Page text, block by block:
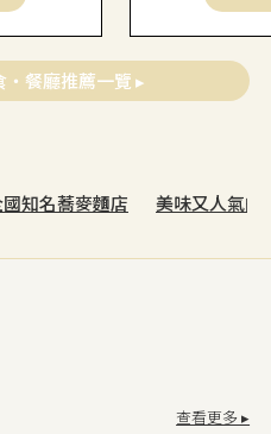
餐廳推薦一覽 ▸
知名蕎麥麵店 美味又人氣的
查看更多 ▸